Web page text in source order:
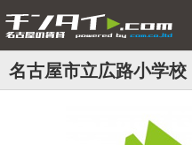
名古屋市立広路小学校